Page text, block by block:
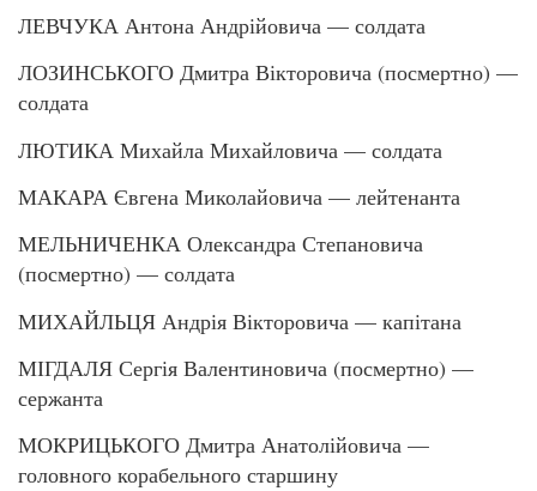
ЛЕВЧУКА Антона Андрійовича — солдата
ЛОЗИНСЬКОГО Дмитра Вікторовича (посмертно) —
солдата
ЛЮТИКА Михайла Михайловича — солдата
МАКАРА Євгена Миколайовича — лейтенанта
МЕЛЬНИЧЕНКА Олександра Степановича
(посмертно) — солдата
МИХАЙЛЬЦЯ Андрія Вікторовича — капітана
МІГДАЛЯ Сергія Валентиновича (посмертно) —
сержанта
МОКРИЦЬКОГО Дмитра Анатолійовича —
головного корабельного старшину